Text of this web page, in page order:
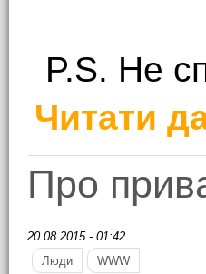
P.S. Не
Читати
Про
20.08.2015 - 01:42
Люди
WWW